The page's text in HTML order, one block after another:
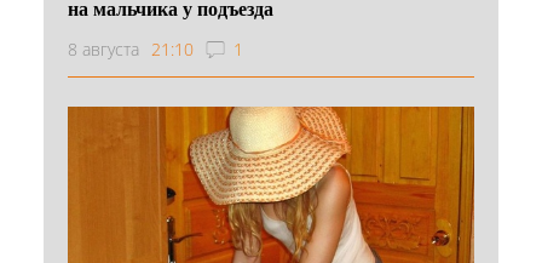
на мальчика у подъезда
8 августа 21:10 1